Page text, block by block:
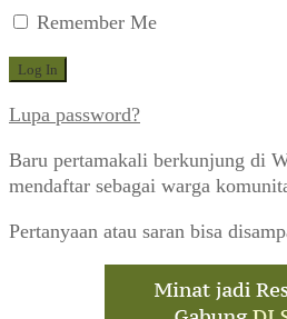
Remember Me
Lupa password?
Baru pertamakali berkunjung di
mendaftar sebagai warga
Pertanyaan atau saran bisa